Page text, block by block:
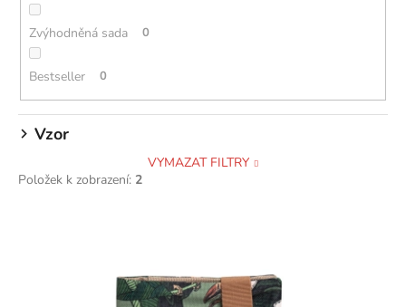
ů
Zvýhodněná sada 0
Bestseller 0
Vzor
VYMAZAT FILTRY
Položek k zobrazení: 2